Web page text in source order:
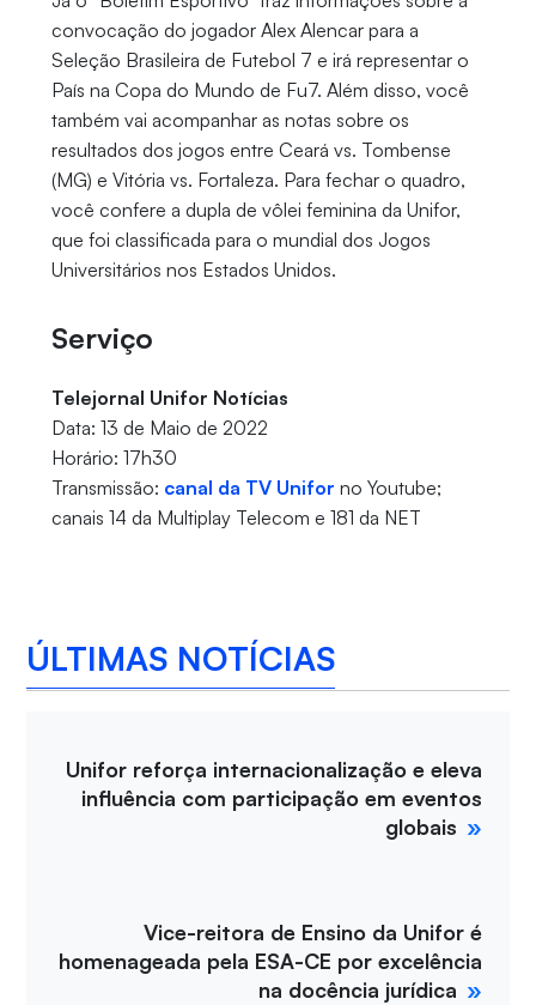
convocação do jogador Alex Alencar para a
Seleção Brasileira de Futebol 7 e irá representar o
País na Copa do Mundo de Fu7. Além disso, você
também vai acompanhar as notas sobre os
resultados dos jogos entre Ceará vs. Tombense
(MG) e Vitória vs. Fortaleza. Para fechar o quadro,
você confere a dupla de vôlei feminina da Unifor,
que foi classificada para o mundial dos Jogos
Universitários nos Estados Unidos.
Serviço
Telejornal Unifor Notícias
Data: 13 de Maio de 2022
Horário: 17h30
Transmissão: canal da TV Unifor no Youtube;
canais 14 da Multiplay Telecom e 181 da NET
ÚLTIMAS NOTÍCIAS
Unifor reforça internacionalização e eleva
influência com participação em eventos
globais
Vice-reitora de Ensino da Unifor é
homenageada pela ESA-CE por excelência
na docência jurídica